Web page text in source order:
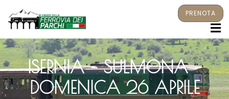
PRENOTA
ISERNIA – SULMONA –
DOMENICA 26 APRILE